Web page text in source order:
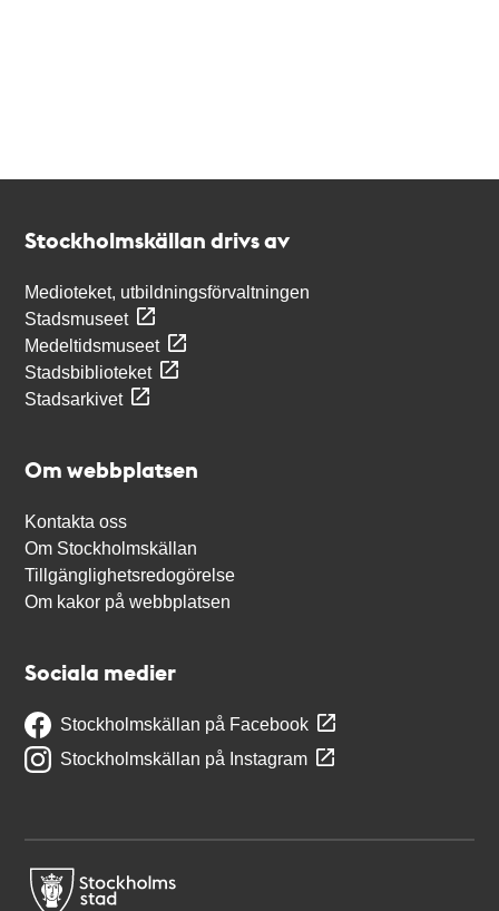
Stockholmskällan drivs av
Medioteket, utbildningsförvaltningen
Stadsmuseet
Medeltidsmuseet
Stadsbiblioteket
Stadsarkivet
Om webbplatsen
Kontakta oss
Om Stockholmskällan
Tillgänglighetsredogörelse
Om kakor på webbplatsen
Sociala medier
Stockholmskällan på Facebook
Stockholmskällan på Instagram